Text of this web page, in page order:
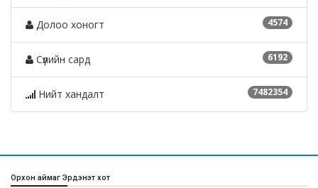
4574
Долоо хоногт
6192
Сүүлийн сард
7482354
Нийт хандалт
Орхон аймаг Эрдэнэт хот